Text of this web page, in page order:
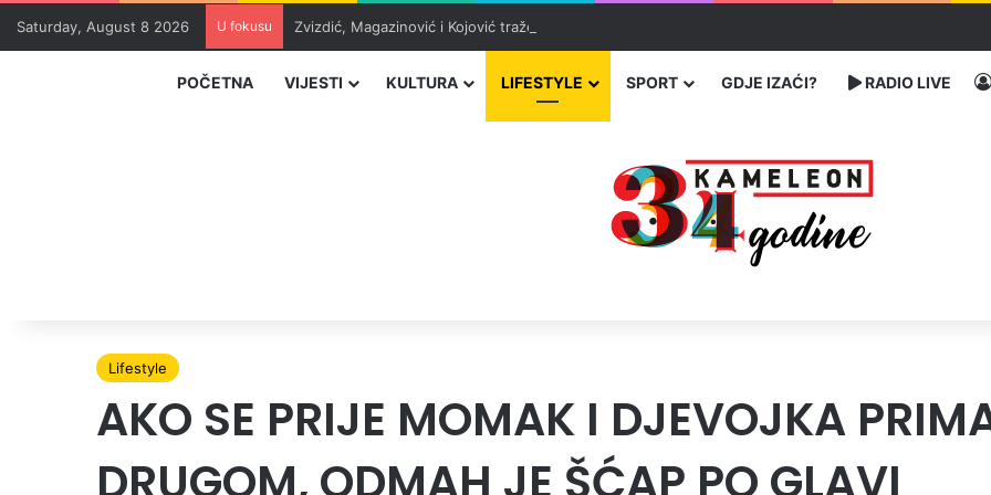
Saturday, August 8 2026 U fokusu Zvizdić, Magazinović i Kojović traže poseban status za Memorijalni centar Srebrenica
POČETNA VIJESTI KULTURA LIFESTYLE SPORT GDJE IZAĆI? RADIO LIVE
Lifestyle
AKO SE PRIJE MOMAK I DJEVOJKA
DRUGOM, ODMAH JE ŠĆAP PO GLAVI